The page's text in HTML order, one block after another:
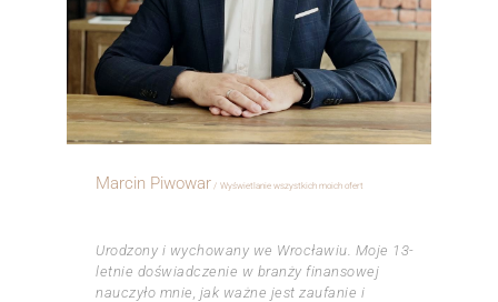
Marcin Piwowar Wyświetlanie wszystkich moich ofert
Urodzony i wychowany we Wrocławiu. Moje 13-
letnie doświadczenie w branży finansowej
nauczyło mnie, jak ważne jest zaufanie i